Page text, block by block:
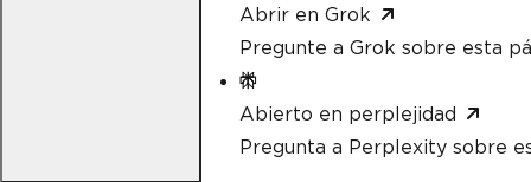
Abrir en Grok
Pregunte a Grok sobre esta
Abierto en perplejidad
Pregunta a Perplexity sobre